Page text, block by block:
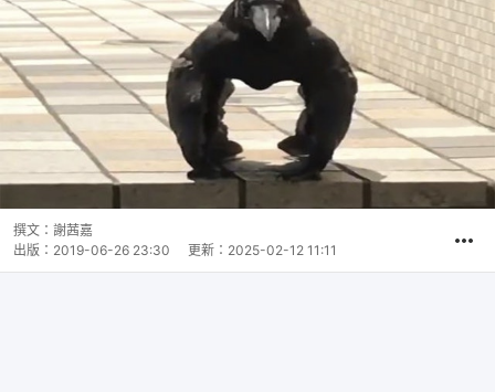
撰文： 謝茜嘉
出版： 2019-06-26 23:30 更新： 2025-02-12 11:11